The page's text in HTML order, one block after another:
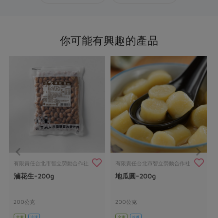
你可能有興趣的產品
有限責任台北市智立勞動合作社
滷花生-200g
200公克
全素 冷凍
有限責任台北市智立勞動合作社
地瓜圓-200g
200公克
全素 冷凍